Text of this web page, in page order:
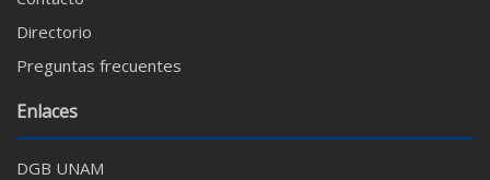
Directorio
Preguntas frecuentes
Enlaces
DGB UNAM